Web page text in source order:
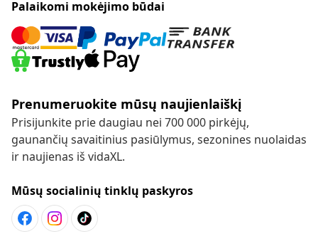
Palaikomi mokėjimo būdai
Prenumeruokite mūsų naujienlaiškį
Prisijunkite prie daugiau nei 700 000 pirkėjų,
gaunančių savaitinius pasiūlymus, sezonines nuolaidas
ir naujienas iš vidaXL.
Mūsų socialinių tinklų paskyros